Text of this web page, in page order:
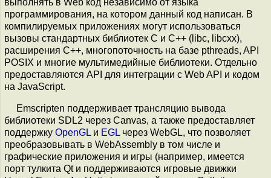
выполнять в Web код независимо от языка
программирования, на котором данный код написан. В
компилируемых приложениях могут использоваться
вызовы стандартных библиотек C и С++ (libc, libcxx),
расширения C++, многопоточность на базе pthreads, API
POSIX и многие мультимедийные библиотеки. Отдельно
предоставляются API для интеграции с Web API и кодом
на JavaScript.
Emscripten поддерживает трансляцию вывода
библиотеки SDL2 через Canvas, а также предоставляет
поддержку OpenGL и EGL через WebGL, что позволяет
преобразовывать в WebAssembly в том числе и
графические приложения и игры (например, имеется
порт тулкита Qt и поддерживаются игровые движки